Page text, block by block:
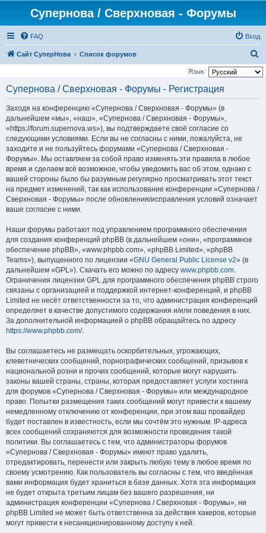
Супернова / Сверхновая - Форумы
FAQ Вход
Сайт СуперНова Список форумов
о
Язык:
Супернова / Сверхновая - Форумы - Регистрация
Заходя на конференцию «Супернова / Сверхновая - Форумы» (в
дальнейшем «мы», «наш», «Супернова / Сверхновая - Форумы»,
«https://forum.supernova.ws»), вы подтверждаете своё согласие со
следующими условиями. Если вы не согласны с ними, пожалуйста, не
заходите и не пользуйтесь форумами «Супернова / Сверхновая -
Форумы». Мы оставляем за собой право изменять эти правила в любое
время и сделаем всё возможное, чтобы уведомить вас об этом, однако с
вашей стороны было бы разумным регулярно просматривать этот текст
на предмет изменений, так как использование конференции «Супернова /
Сверхновая - Форумы» после обновления/исправления условий означает
ваше согласие с ними.
Наши форумы работают под управлением программного обеспечения
для создания конференций phpBB (в дальнейшем «они», «программное
обеспечение phpBB», «www.phpbb.com», «phpBB Limited», «phpBB
Teams»), выпущенного по лицензии «GNU General Public License v2» (в
дальнейшем «GPL»). Скачать его можно по адресу www.phpbb.com.
Ограничения лицензии GPL для программного обеспечения phpBB строго
связаны с организацией и поддержкой интернет-конференций, и phpBB
Limited не несёт ответственности за то, что администрация конференций
определяет в качестве допустимого содержания и/или поведения в них.
За дополнительной информацией о phpBB обращайтесь по адресу
https://www.phpbb.com/.
Вы соглашаетесь не размещать оскорбительных, угрожающих,
клеветнических сообщений, порнографических сообщений, призывов к
национальной розни и прочих сообщений, которые могут нарушить
законы вашей страны, страны, которая предоставляет услуги хостинга
для форумов «Супернова / Сверхновая - Форумы» или международное
право. Попытки размещения таких сообщений могут привести к вашему
немедленному отключению от конференции, при этом ваш провайдер
будет поставлен в известность, если мы сочтём это нужным. IP-адреса
всех сообщений сохраняются для возможности проведения такой
политики. Вы соглашаетесь с тем, что администраторы форумов
«Супернова / Сверхновая - Форумы» имеют право удалить,
отредактировать, перенести или закрыть любую тему в любое время по
своему усмотрению. Как пользователь вы согласны с тем, что введённая
вами информация будет храниться в базе данных. Хотя эта информация
не будет открыта третьим лицам без вашего разрешения, ни
администрация конференции «Супернова / Сверхновая - Форумы», ни
phpBB Limited не может быть ответственна за действия хакеров, которые
могут привести к несанкционированному доступу к ней.